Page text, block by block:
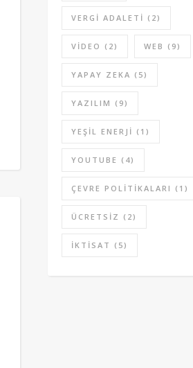
VERGI ADALETI (2)
VIDEO (2) WEB (9)
YAPAY ZEKA (5)
YAZILIM (9)
YEŞIL ENERJI (1)
YOUTUBE (4)
ÇEVRE POLITIKALARI (1)
ÜCRETSIZ (2)
İKTISAT (5)